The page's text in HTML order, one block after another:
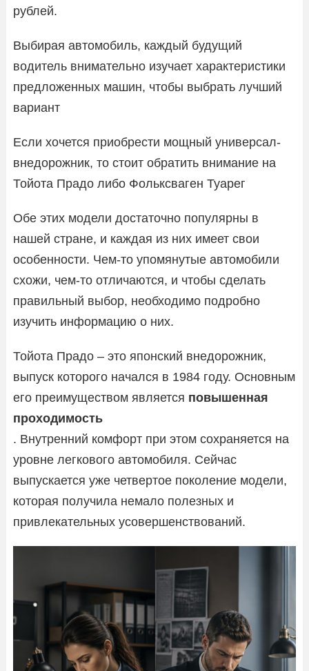
рублей.
Выбирая автомобиль, каждый будущий
водитель внимательно изучает характеристики
предложенных машин, чтобы выбрать лучший
вариант
Если хочется приобрести мощный универсал-
внедорожник, то стоит обратить внимание на
Тойота Прадо либо Фольксваген Туарег
Обе этих модели достаточно популярны в
нашей стране, и каждая из них имеет свои
особенности. Чем-то упомянутые автомобили
схожи, чем-то отличаются, и чтобы сделать
правильный выбор, необходимо подробно
изучить информацию о них.
Тойота Прадо – это японский внедорожник,
выпуск которого начался в 1984 году. Основным
его преимуществом является повышенная
проходимость
. Внутренний комфорт при этом сохраняется на
уровне легкового автомобиля. Сейчас
выпускается уже четвертое поколение модели,
которая получила немало полезных и
привлекательных усовершенствований.